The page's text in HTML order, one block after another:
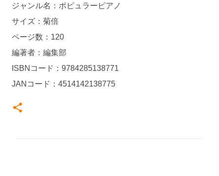
ジャンル名：ポピュラーピアノ
サイズ：菊倍
ページ数：120
編著者：編集部
ISBNコード：9784285138771
JANコード：4514142138775